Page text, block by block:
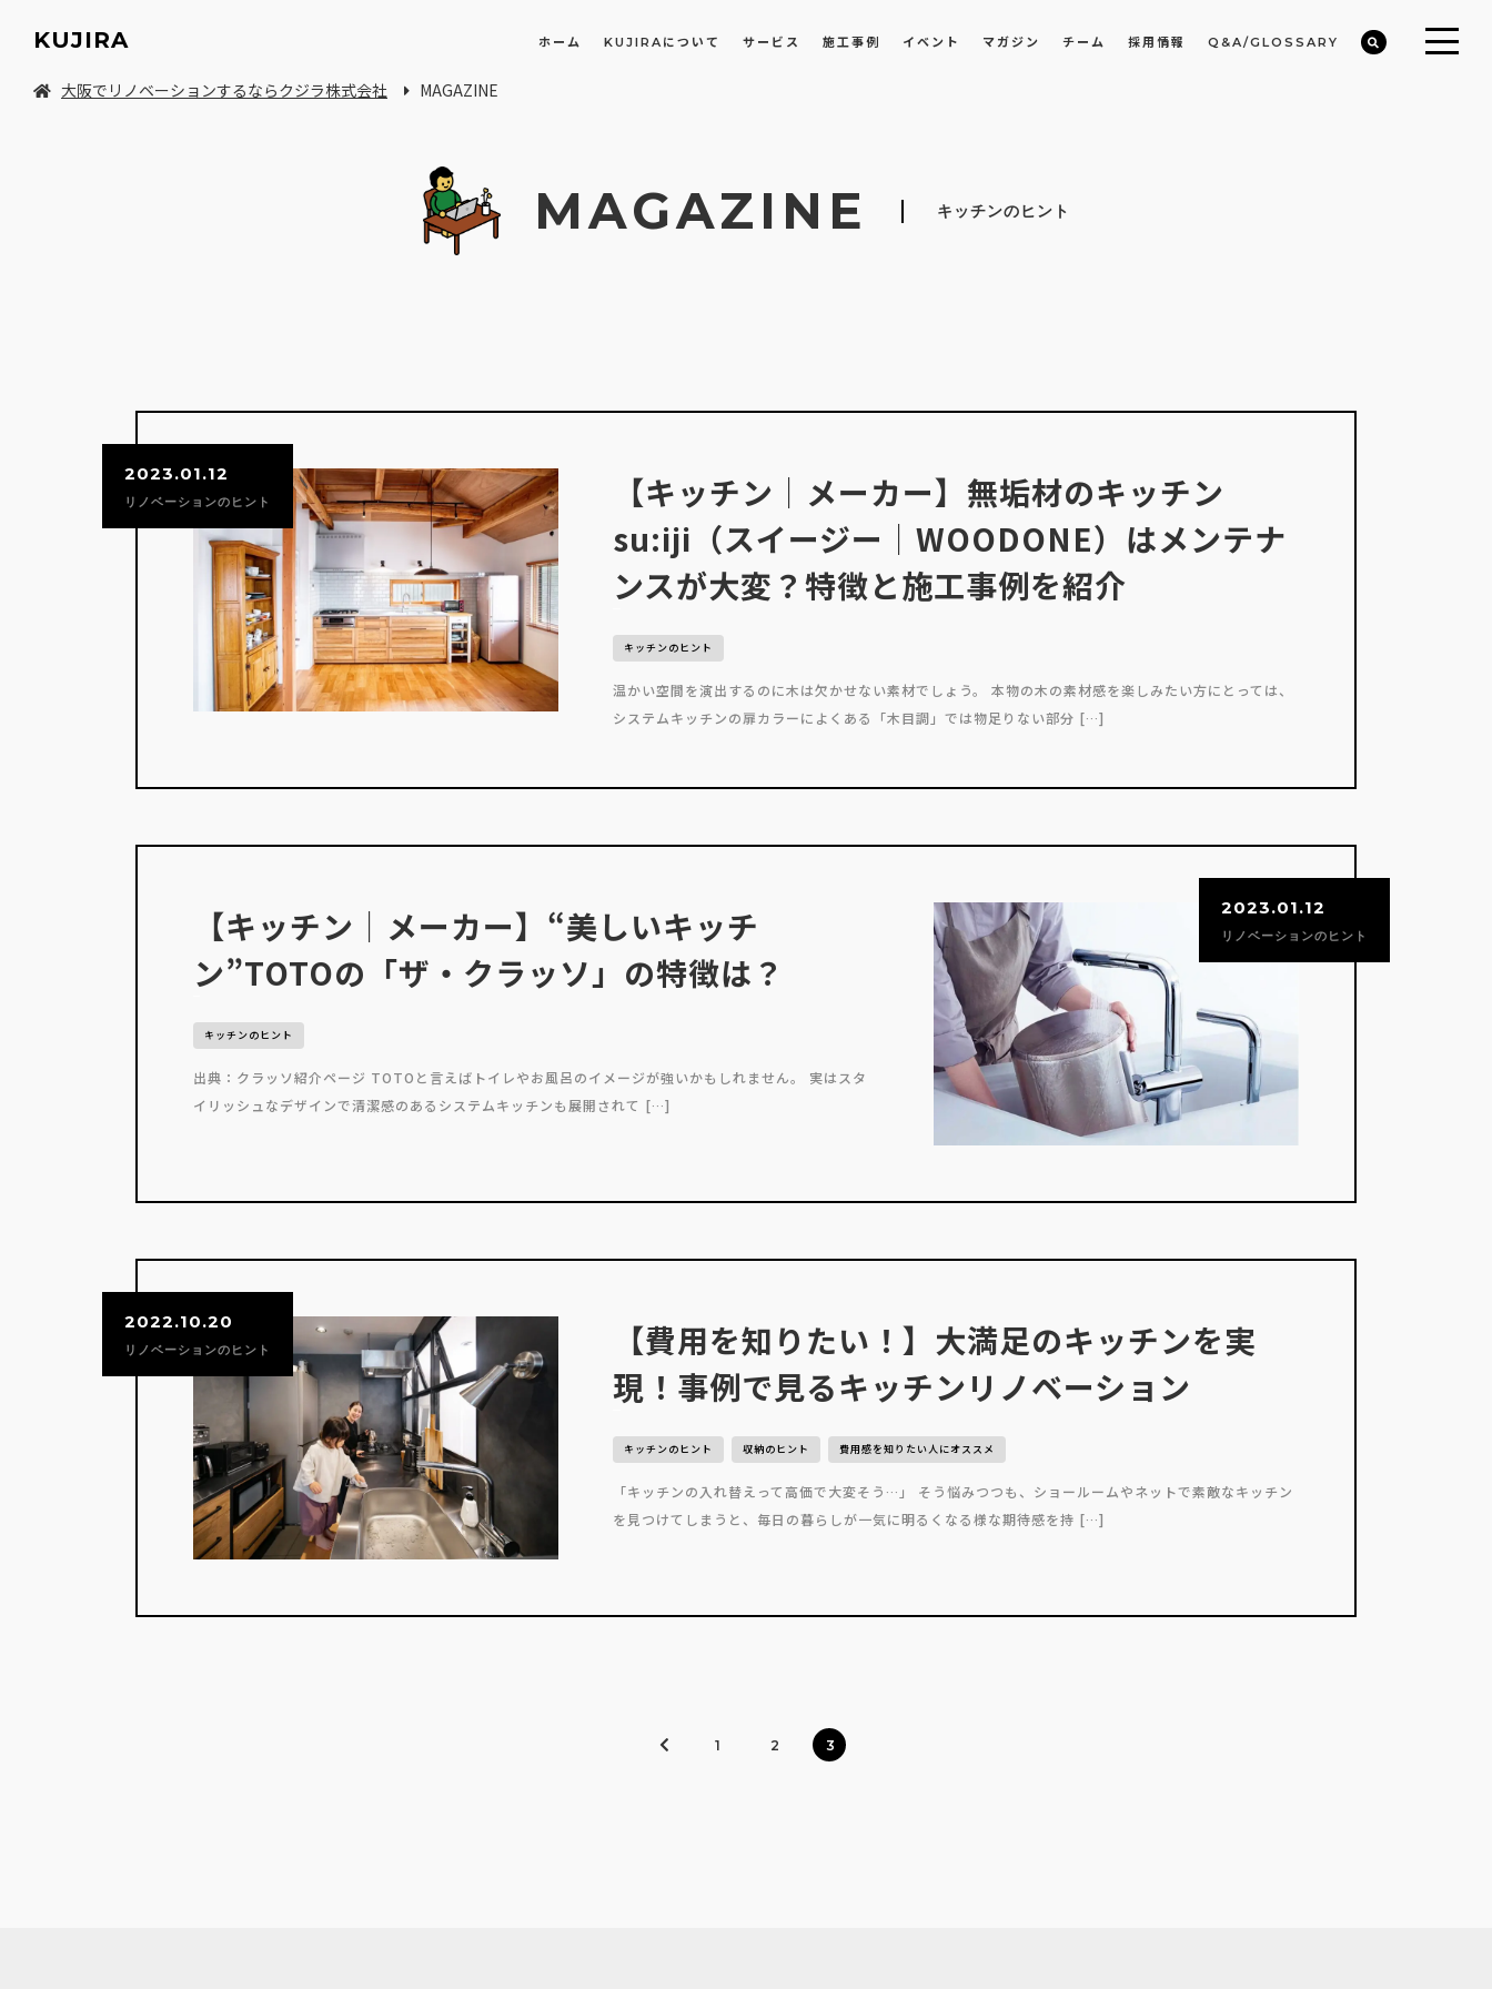
KUJIRA ホーム KUJIRAについて サービス 施工事例 イベント マガジン チーム 採用情報 Q&A/GLOSSARY
大阪でリノベーションするならクジラ株式会社 MAGAZINE
MAGAZINE キッチンのヒント
2023.01.12
リノベーションのヒント
【キッチン｜メーカー】無垢材のキッチン
su:iji（スイージー｜WOODONE）はメンテナ
ンスが大変？特徴と施工事例を紹介
キッチンのヒント
温かい空間を演出するのに木は欠かせない素材でしょう。 本物の木の素材感を楽しみたい方にとっては、
システムキッチンの扉カラーによくある「木目調」では物足りない部分 […]
2023.01.12
リノベーションのヒント
【キッチン｜メーカー】“美しいキッチ
ン”TOTOの「ザ・クラッソ」の特徴は？
キッチンのヒント
出典：クラッソ紹介ページ TOTOと言えばトイレやお風呂のイメージが強いかもしれません。 実はスタ
イリッシュなデザインで清潔感のあるシステムキッチンも展開されて […]
2022.10.20
リノベーションのヒント
【費用を知りたい！】大満足のキッチンを実
現！事例で見るキッチンリノベーション
キッチンのヒント 収納のヒント 費用感を知りたい人にオススメ
「キッチンの入れ替えって高価で大変そう…」 そう悩みつつも、ショールームやネットで素敵なキッチン
を見つけてしまうと、毎日の暮らしが一気に明るくなる様な期待感を持 […]
1 2 3